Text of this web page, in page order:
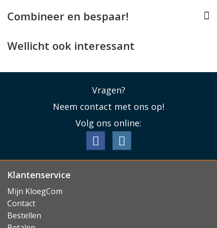
Deze Guess case werd speciaal voor de iPhone 14 Plus
en iPhone 15 Plus ontworpen, en past daarom als
. Helaas is de case niet geschikt voor
laden met MagSafe opladers.
Lees minder
Combineer en bespaar!
Wellicht ook interessant
Vragen?
Neem contact met ons op!
Volg ons online:
Klantenservice
Mijn KloegCom
Contact
Bestellen